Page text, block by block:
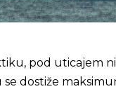
pod uticajem
se dostiže